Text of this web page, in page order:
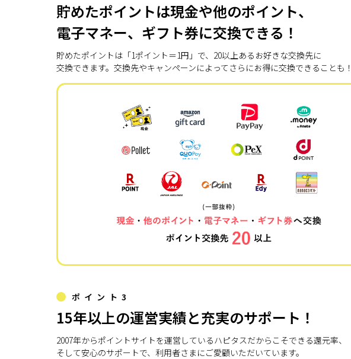
貯めたポイントは現金や他のポイント、
電子マネー、ギフト券に交換できる！
貯めたポイントは「1ポイント＝1円」で、20以上あるお好きな交換先に
交換できます。交換先やキャンペーンによってさらにお得に交換できることも
ポイント3
15年以上の運営実績と充実のサポート！
2007年からポイントサイトを運営しているハピタスだからこそできる還元率、
そして安心のサポートで、利用者さまにご愛顧いただいています。